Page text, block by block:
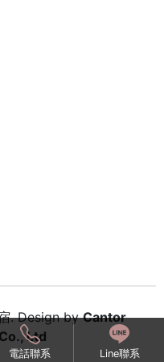
電話聯系 Line聯系
. Design byCantor
Ltd